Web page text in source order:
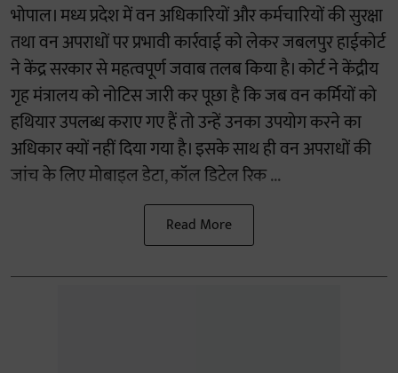
भोपाल। मध्य प्रदेश में वन अधिकारियों और कर्मचारियों की सुरक्षा
तथा वन अपराधों पर प्रभावी कार्रवाई को लेकर जबलपुर हाईकोर्ट
ने केंद्र सरकार से महत्वपूर्ण जवाब तलब किया है। कोर्ट ने केंद्रीय
गृह मंत्रालय को नोटिस जारी कर पूछा है कि जब वन कर्मियों को
हथियार उपलब्ध कराए गए हैं तो उन्हें उनका उपयोग करने का
अधिकार क्यों नहीं दिया गया है। इसके साथ ही वन अपराधों की
जांच के लिए मोबाइल डेटा, कॉल डिटेल रिक ...
Read More